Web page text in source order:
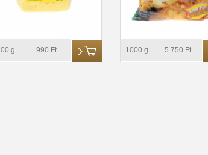
g 990 Ft 1000 g 5.750 Ft